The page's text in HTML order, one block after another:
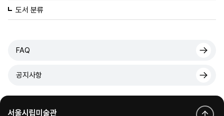
도서 분류
FAQ
공지사항